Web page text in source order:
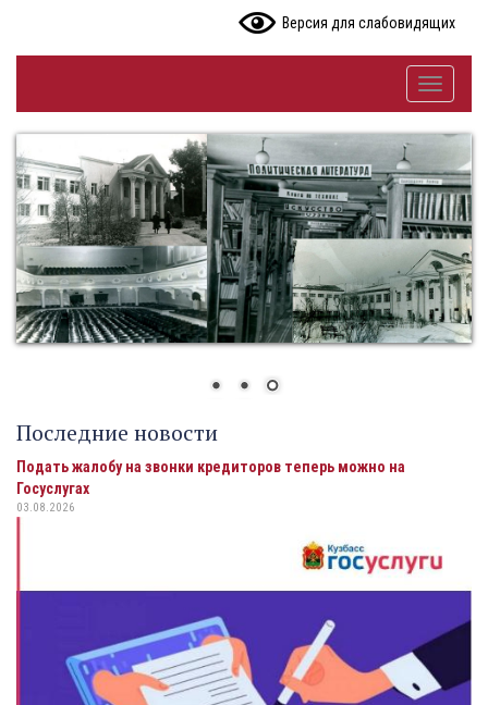
Версия для слабовидящих
Toggle
Последние новости
Подать жалобу на звонки кредиторов теперь можно на
Госуслугах
03.08.2026